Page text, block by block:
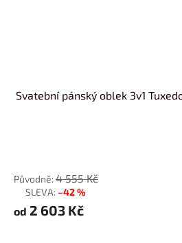
Svatební pánský oblek 3v1
je
5
4 555 Kč
–42 %
od 2 603 Kč